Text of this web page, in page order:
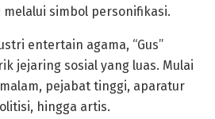
simbol personifikasi.
entertain agama, “Gus”
jejaring sosial yang luas. Mulai
pejabat tinggi, aparatur
hingga artis.